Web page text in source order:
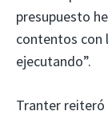
presupuesto
contentos con
ejecutando”.
Tranter